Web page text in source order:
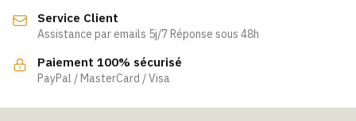
Service Client
Assistance par emails 5j/7 Réponse sous 48h
Paiement 100% sécurisé
PayPal / MasterCard / Visa